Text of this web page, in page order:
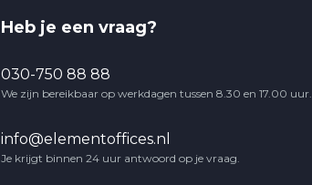
Heb je een vraag?
030-750 88 88
We zijn bereikbaar op werkdagen tussen 8.30 en 17.00 uur.
info@elementoffices.nl
Je krijgt binnen 24 uur antwoord op je vraag.